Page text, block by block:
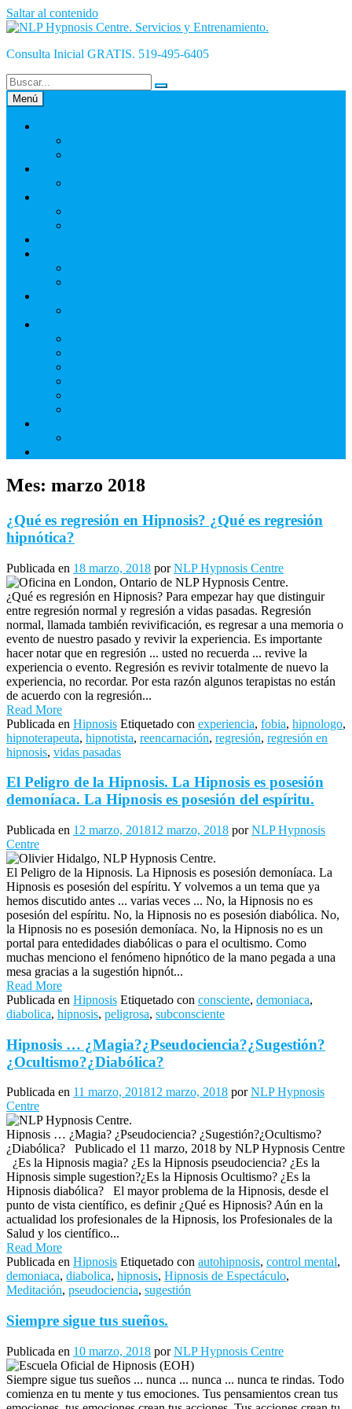
Saltar al contenido
Consulta Inicial GRATIS. 519-495-6405
Menú
Mes: marzo 2018
¿Qué es regresión en Hipnosis? ¿Qué es regresión
hipnótica?
Publicada en 18 marzo, 2018 porNLP Hypnosis Centre
¿Qué es regresión en Hipnosis? Para empezar hay que distinguir
entre regresión normal y regresión a vidas pasadas. Regresión
normal, llamada también revivificación, es regresar a una memoria o
evento de nuestro pasado y revivir la experiencia. Es importante
hacer notar que en regresión ... usted no recuerda ... revive la
experiencia o evento. Regresión es revivir totalmente de nuevo la
experiencia, no recordar. Por esta razón algunos terapistas no están
de acuerdo con la regresión...
Read More
Publicada en Hipnosis Etiquetado con experiencia, fobia, hipnologo,
hipnoterapeuta, hipnotista, reencarnación, regresión, regresión en
hipnosis, vidas pasadas
El Peligro de la Hipnosis. La Hipnosis es posesión
demoníaca. La Hipnosis es posesión del espíritu.
Publicada en 12 marzo, 201812 marzo, 2018 porNLP Hypnosis
Centre
El Peligro de la Hipnosis. La Hipnosis es posesión demoníaca. La
Hipnosis es posesión del espíritu. Y volvemos a un tema que ya
hemos discutido antes ... varias veces ... No, la Hipnosis no es
posesión del espíritu. No, la Hipnosis no es posesión diabólica. No,
la Hipnosis no es posesión demoníaca. No, la Hipnosis no es un
portal para entedidades diabólicas o para el ocultismo. Como
muchas menciono el fenómeno hipnótico de la mano pegada a una
mesa gracias a la sugestión hipnót...
Read More
Publicada en Hipnosis Etiquetado con consciente, demoniaca,
diabolica, hipnosis, peligrosa, subconsciente
Hipnosis … ¿Magia?¿Pseudociencia?¿Sugestión?
¿Ocultismo?¿Diabólica?
Publicada en 11 marzo, 201812 marzo, 2018 porNLP Hypnosis
Centre
Hipnosis … ¿Magia? ¿Pseudociencia? ¿Sugestión?¿Ocultismo?
¿Diabólica? Publicado el 11 marzo, 2018 by NLP Hypnosis Centre
¿Es la Hipnosis magia? ¿Es la Hipnosis pseudociencia? ¿Es la
Hipnosis simple sugestion?¿Es la Hipnosis Ocultismo? ¿Es la
Hipnosis diabólica? El mayor problema de la Hipnosis, desde el
punto de vista científico, es definir ¿Qué es Hipnosis? Aún en la
actualidad los profesionales de la Hipnosis, los Profesionales de la
Salud y los científico...
Read More
Publicada en Hipnosis Etiquetado con autohipnosis, control mental,
demoniaca, diabolica, hipnosis, Hipnosis de Espectáculo,
Meditación, pseudociencia, sugestión
Siempre sigue tus sueños.
Publicada en 10 marzo, 2018 porNLP Hypnosis Centre
Siempre sigue tus sueños ... nunca ... nunca ... nunca te rindas. Todo
comienza en tu mente y tus emociones. Tus pensamientos crean tus